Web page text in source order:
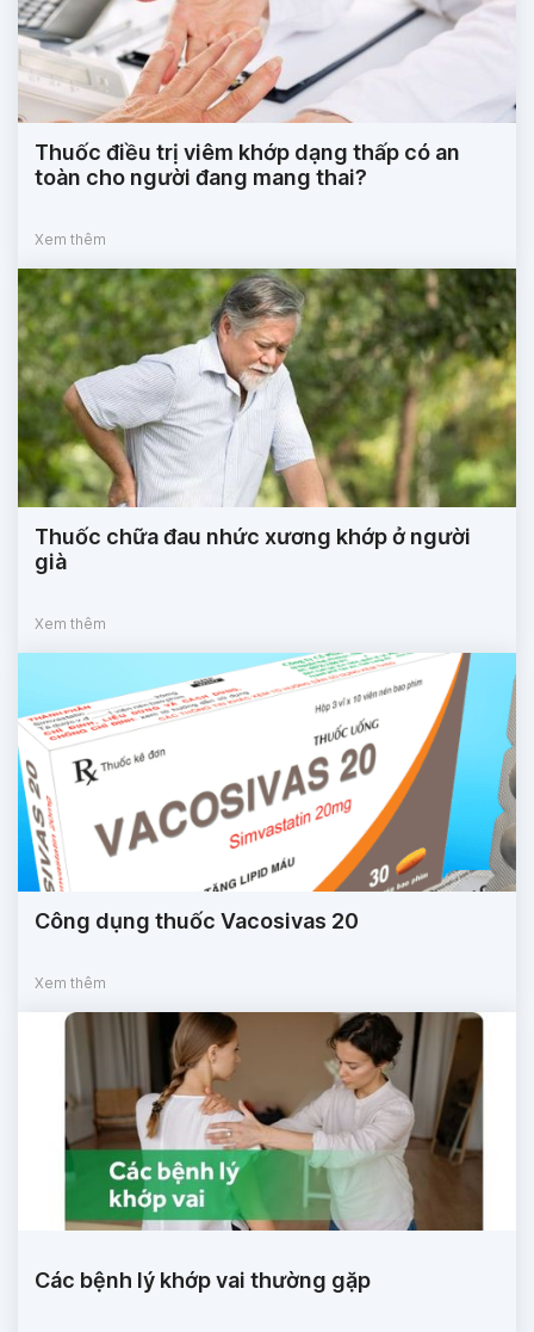
Thuốc điều trị viêm khớp dạng thấp có an
toàn cho người đang mang thai?
Xem thêm
Thuốc chữa đau nhức xương khớp ở người
già
Xem thêm
Công dụng thuốc Vacosivas 20
Xem thêm
Các bệnh lý khớp vai thường gặp